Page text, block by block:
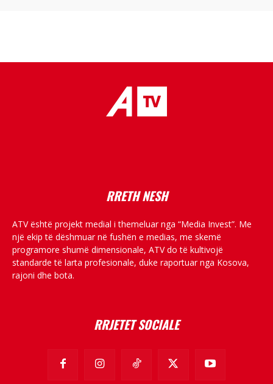
RRETH NESH
ATV është projekt medial i themeluar nga “Media Invest”. Me
një ekip të dëshmuar në fushën e medias, me skemë
programore shumë dimensionale, ATV do të kultivojë
standarde të larta profesionale, duke raportuar nga Kosova,
rajoni dhe bota.
RRJETET SOCIALE